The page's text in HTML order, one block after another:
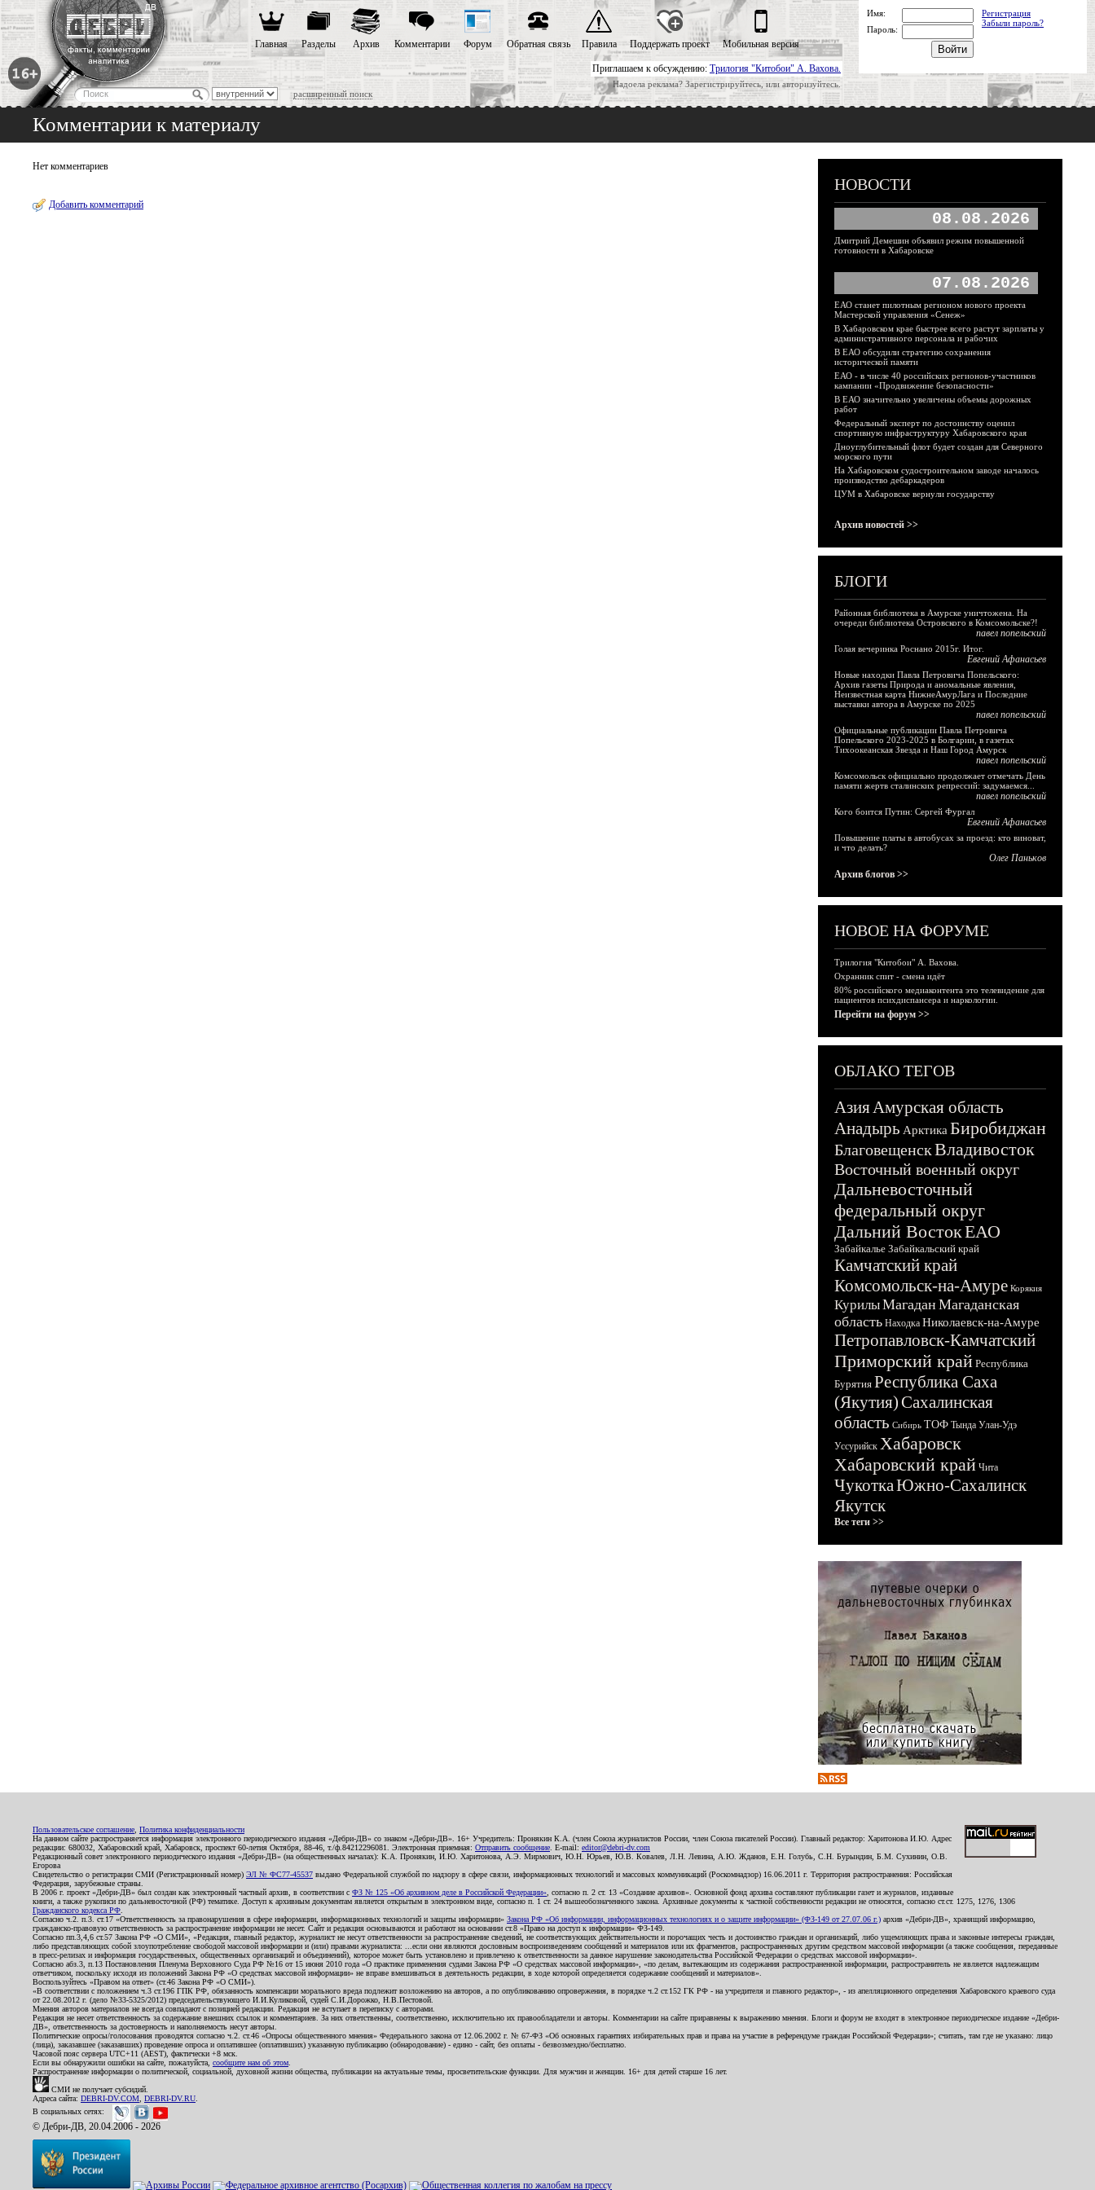
Приглашаем к обсуждению: Трилогия "Китобои" А. Вахова.
Надоела реклама? Зарегистрируйтесь, или авторизуйтесь.
расширенный поиск
Главная Разделы Архив Комментарии Форум Обратная связь Правила Поддержать проект Мобильная версия
Имя:
Регистрация
Забыли пароль?
Пароль:
Комментарии к материалу
Нет комментариев
Добавить комментарий
НОВОСТИ
08.08.2026
Дмитрий Демешин объявил режим повышенной
готовности в Хабаровске
07.08.2026
ЕАО станет пилотным регионом нового проекта
Мастерской управления «Сенеж»
В Хабаровском крае быстрее всего растут зарплаты у
административного персонала и рабочих
В ЕАО обсудили стратегию сохранения
исторической памяти
ЕАО - в числе 40 российских регионов-участников
кампании «Продвижение безопасности»
В ЕАО значительно увеличены объемы дорожных
работ
Федеральный эксперт по достоинству оценил
спортивную инфраструктуру Хабаровского края
Дноуглубительный флот будет создан для Северного
морского пути
На Хабаровском судостроительном заводе началось
производство дебаркадеров
ЦУМ в Хабаровске вернули государству
Архив новостей >>
БЛОГИ
Районная библиотека в Амурске уничтожена. На
очереди библиотека Островского в Комсомольске?!
павел попельский
Голая вечеринка Роснано 2015г. Итог.
Евгений Афанасьев
Новые находки Павла Петровича Попельского:
Архив газеты Природа и аномальные явления,
Неизвестная карта НижнеАмурЛага и Последние
выставки автора в Амурске по 2025
павел попельский
Официальные публикации Павла Петровича
Попельского 2023-2025 в Болгарии, в газетах
Тихоокеанская Звезда и Наш Город Амурск
павел попельский
Комсомольск официально продолжает отмечать День
памяти жертв сталинских репрессий: задумаемся...
павел попельский
Кого боится Путин: Сергей Фургал
Евгений Афанасьев
Повышение платы в автобусах за проезд: кто виноват,
и что делать?
Олег Паньков
Архив блогов >>
НОВОЕ НА ФОРУМЕ
Трилогия "Китобои" А. Вахова.
Охранник спит - смена идёт
80% российского медиаконтента это телевидение для
пациентов психдиспансера и наркологии.
Перейти на форум >>
ОБЛАКО ТЕГОВ
АзияАмурская область
Анадырь Арктика Биробиджан
БлаговещенскВладивосток
Восточный военный округ
Дальневосточный
федеральный округ
Дальний ВостокЕАО
Забайкалье Забайкальский край
Камчатский край
Комсомольск-на-Амуре Корякия
КурилыМагадан Магаданская
область Находка Николаевск-на-Амуре
Петропавловск-Камчатский
Приморский край Республика
Бурятия Республика Саха
(Якутия)Сахалинская
область Сибирь ТОФ Тында Улан-Удэ
Уссурийск Хабаровск
Хабаровский край Чита
ЧукоткаЮжно-Сахалинск
Якутск
Все теги >>
Пользовательское соглашение Политика конфиденциальности
На данном сайте распространяется информация электронного периодического издания «Дебри-ДВ» со знаком «Дебри-ДВ». 16+ Учредитель: Пронякин К.А. (член Союза журналистов России, член Союза писателей России). Главный редактор: Харитонова И.Ю. Адрес
редакции: 680032, Хабаровский край, Хабаровск, проспект 60-летия Октября, 88-46, т./ф.84212296081. Электронная приемная: Отправить сообщение . E-mail: editor@debri-dv.com
Редакционный совет электронного периодического издания «Дебри-ДВ» (на общественных началах): К.А. Пронякин, И.Ю. Харитонова, А.Э. Мирмович, Ю.Н. Юрьев, Ю.В. Ковалев, Л.Н. Левина, А.Ю. Жданов, Е.Н. Голубь, С.Н. Бурындин, Б.М. Сухинин, О.В.
Егорова
Свидетельство о регистрации СМИ (Регистрационный номер) ЭЛ № ФС77-45537 выдано Федеральной службой по надзору в сфере связи, информационных технологий и массовых коммуникаций (Роскомнадзор) 16.06.2011 г. Территория распространения: Российская
Федерация, зарубежные страны.
В 2006 г. проект «Дебри-ДВ» был создан как электронный частный архив, в соответствии с ФЗ № 125 «Об архивном деле в Российской Федерации» , согласно п. 2 ст. 13 «Создание архивов». Основной фонд архива составляют публикации газет и журналов, изданные
книги, а также рукописи по дальневосточной (РФ) тематике. Доступ к архивным документам является открытым в электронном виде, согласно п. 1 ст. 24 вышеобозначенного закона. Архивные документы к частной собственности редакции не относятся, согласно ст.ст. 1275, 1276, 1306
Гражданского кодекса РФ
Согласно ч.2. п.3. ст.17 «Ответственность за правонарушения в сфере информации, информационных технологий и защиты информации» Закона РФ «Об информации, информационных технологиях и о защите информации» (ФЗ-149 от 27.07.06 г.) архив «Дебри-ДВ», хранящий информацию,
гражданско-правовую ответственность за распространение информации не несет. Сайт и редакция основываются и работают на основании ст.8 «Право на доступ к информации» ФЗ-149.
Согласно пп.3,4,6 ст.57 Закона РФ «О СМИ», «Редакция, главный редактор, журналист не несут ответственности за распространение сведений, не соответствующих действительности и порочащих честь и достоинство граждан и организаций, либо ущемляющих права и законные интересы граждан,
либо представляющих собой злоупотребление свободой массовой информации и (или) правами журналиста: ...если они являются дословным воспроизведением сообщений и материалов или их фрагментов, распространенных другим средством массовой информации (а также сообщения, переданные
в пресс-релизах и информация государственных, общественных организаций и объединений), которое может быть установлено и привлечено к ответственности за данное нарушение законодательства Российской Федерации о средствах массовой информации».
Согласно абз.3, п.13 Постановления Пленума Верховного Суда РФ №16 от 15 июня 2010 года «О практике применения судами Закона РФ «О средствах массовой информации», «по делам, вытекающим из содержания распространенной информации, распространитель не является надлежащим
ответчиком, поскольку исходя из положений Закона РФ «О средствах массовой информации» не вправе вмешиваться в деятельность редакции, в ходе которой определяется содержание сообщений и материалов».
Воспользуйтесь «Правом на ответ» (ст.46 Закона РФ «О СМИ»).
«В соответствии с положением ч.3 ст.196 ГПК РФ, обязанность компенсации морального вреда подлежит возложению на авторов, а по опубликованию опровержения, в порядке ч.2 ст.152 ГК РФ - на учредителя и главного редактор», - из апелляционного определения Хабаровского краевого суда
от 22.08.2012 г. (дело №33-5325/2012) председательствующего И.И.Куликовой, судей С.И.Дорожко, Н.В.Пестовой.
Мнения авторов материалов не всегда совпадают с позицией редакции. Редакция не вступает в переписку с авторами.
Редакция не несет ответственность за содержание внешних ссылок и комментариев. За них ответственны, соответственно, исключительно их правообладатели и авторы. Комментарии на сайте приравнены к выражению мнения. Блоги и форум не входят в электронное периодическое издание «Дебри-
ДВ», ответственность за достоверность и наполняемость несут авторы.
Политические опросы/голосования проводятся согласно ч.2. ст.46 «Опросы общественного мнения» Федерального закона от 12.06.2002 г. № 67-ФЗ «Об основных гарантиях избирательных прав и права на участие в референдуме граждан Российской Федерации»; считать, там где не указано: лицо
(лица), заказавшее (заказавших) проведение опроса и оплатившее (оплативших) указанную публикацию (обнародование) - едино - сайт, без оплаты - безвозмездно/бесплатно.
Часовой пояс сервера UTC+11 (AEST), фактически +8 мск.
Если вы обнаружили ошибки на сайте, пожалуйста, сообщите нам об этом
Распространение информации о политической, социальной, духовной жизни общества, публикации на актуальные темы, просветительские функции. Для мужчин и женщин. 16+ для детей старше 16 лет.
СМИ не получает субсидий.
Адреса сайта: DEBRI-DV.COM DEBRI-DV.RU
В социальных сетях:
© Дебри-ДВ, 20.04.2006 - 2026